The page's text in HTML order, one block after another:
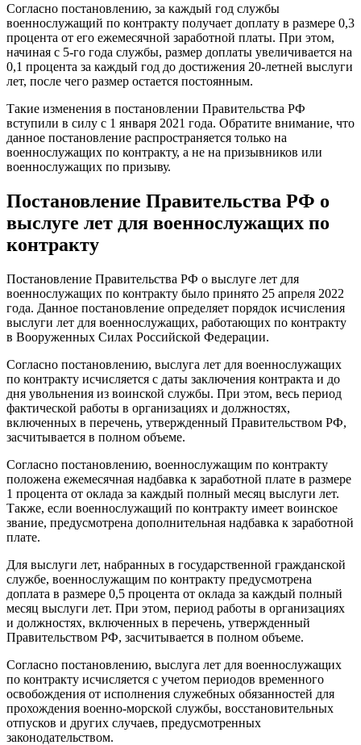
Согласно постановлению, за каждый год службы
военнослужащий по контракту получает доплату в размере 0,3
процента от его ежемесячной заработной платы. При этом,
начиная с 5-го года службы, размер доплаты увеличивается на
0,1 процента за каждый год до достижения 20-летней выслуги
лет, после чего размер остается постоянным.
Такие изменения в постановлении Правительства РФ
вступили в силу с 1 января 2021 года. Обратите внимание, что
данное постановление распространяется только на
военнослужащих по контракту, а не на призывников или
военнослужащих по призыву.
Постановление Правительства РФ о
выслуге лет для военнослужащих по
контракту
Постановление Правительства РФ о выслуге лет для
военнослужащих по контракту было принято 25 апреля 2022
года. Данное постановление определяет порядок исчисления
выслуги лет для военнослужащих, работающих по контракту
в Вооруженных Силах Российской Федерации.
Согласно постановлению, выслуга лет для военнослужащих
по контракту исчисляется с даты заключения контракта и до
дня увольнения из воинской службы. При этом, весь период
фактической работы в организациях и должностях,
включенных в перечень, утвержденный Правительством РФ,
засчитывается в полном объеме.
Согласно постановлению, военнослужащим по контракту
положена ежемесячная надбавка к заработной плате в размере
1 процента от оклада за каждый полный месяц выслуги лет.
Также, если военнослужащий по контракту имеет воинское
звание, предусмотрена дополнительная надбавка к заработной
плате.
Для выслуги лет, набранных в государственной гражданской
службе, военнослужащим по контракту предусмотрена
доплата в размере 0,5 процента от оклада за каждый полный
месяц выслуги лет. При этом, период работы в организациях
и должностях, включенных в перечень, утвержденный
Правительством РФ, засчитывается в полном объеме.
Согласно постановлению, выслуга лет для военнослужащих
по контракту исчисляется с учетом периодов временного
освобождения от исполнения служебных обязанностей для
прохождения военно-морской службы, восстановительных
отпусков и других случаев, предусмотренных
законодательством.